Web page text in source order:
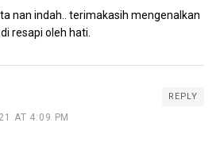
nan indah.. terimakasih mengenalkan
resapi oleh hati.
AT 4:09 PM
REPLY